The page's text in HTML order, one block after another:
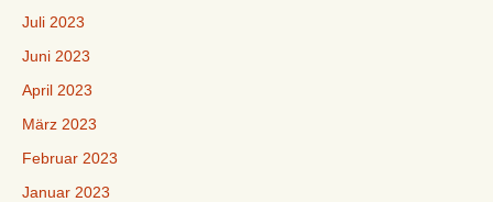
Juli 2023
Juni 2023
April 2023
März 2023
Februar 2023
Januar 2023